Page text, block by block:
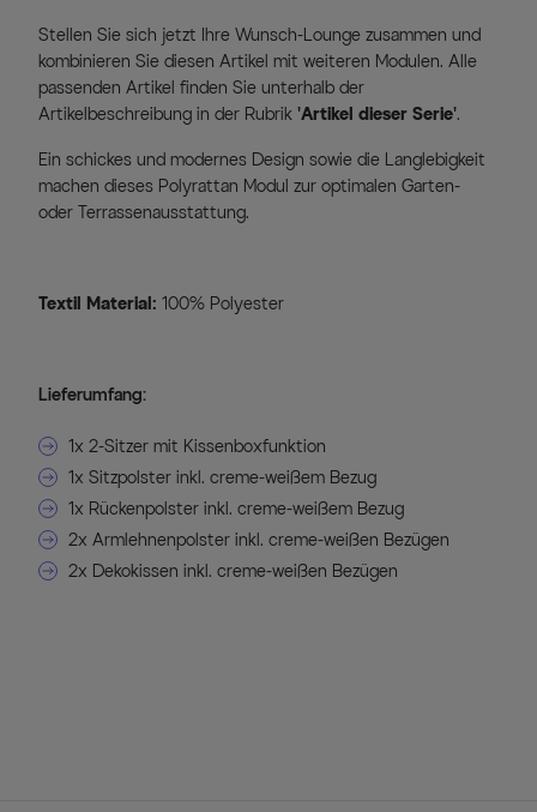
Stellen Sie sich jetzt Ihre Wunsch-Lounge zusammen und
kombinieren Sie diesen Artikel mit weiteren Modulen. Alle
passenden Artikel finden Sie unterhalb der
Artikelbeschreibung in der Rubrik 'Artikel dieser Serie'.
Ein schickes und modernes Design sowie die Langlebigkeit
machen dieses Polyrattan Modul zur optimalen Garten-
oder Terrassenausstattung.
Textil Material: 100% Polyester
Lieferumfang:
1x 2-Sitzer mit Kissenboxfunktion
1x Sitzpolster inkl. creme-weißem Bezug
1x Rückenpolster inkl. creme-weißem Bezug
2x Armlehnenpolster inkl. creme-weißen Bezügen
2x Dekokissen inkl. creme-weißen Bezügen